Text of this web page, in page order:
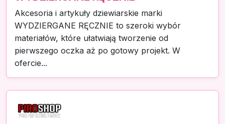
Akcesoria i artykuły dziewiarskie marki
WYDZIERGANE RĘCZNIE to szeroki wybór
materiałów, które ułatwiają tworzenie od
pierwszego oczka aż po gotowy projekt. W
ofercie...